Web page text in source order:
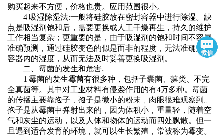
购买起来不方便，价格也贵。应用范围很小。
4.吸湿除湿法:一般将硅胶放在密封容器中进行除湿。缺
点是吸湿剂饱和后，需要更换或人工干燥再生，持久的维护
工作相当复杂；更重要的是，由于吸湿剂的饱和时间不容易
准确预测，通过硅胶变色的似是而非的程度，无法准确知道
容器内的湿度，从而无法及时妥善更换吸湿剂。
二、霉菌的发生和危害:
1.霉菌的发生霉菌有很多种，包括子囊菌、藻类、不完
全真菌等。其中对工业材料有侵袭作用的有4万多种。霉菌
的传播主要靠孢子，孢子是微小的粉末，肉眼很难观察到。
孢子是从霉菌中弹射出来的，因为体积小，重量轻，随着空
气和灰尘的运动，以及人体和物体的运动而四处飘散。但一
旦遇到适合发育的环境，就可以生长繁殖，常被称为霉变。